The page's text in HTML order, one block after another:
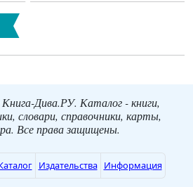
Дива.РУ. Каталог - книги,
словари, справочники, карты,
Все права защищены.
Издательства Информация